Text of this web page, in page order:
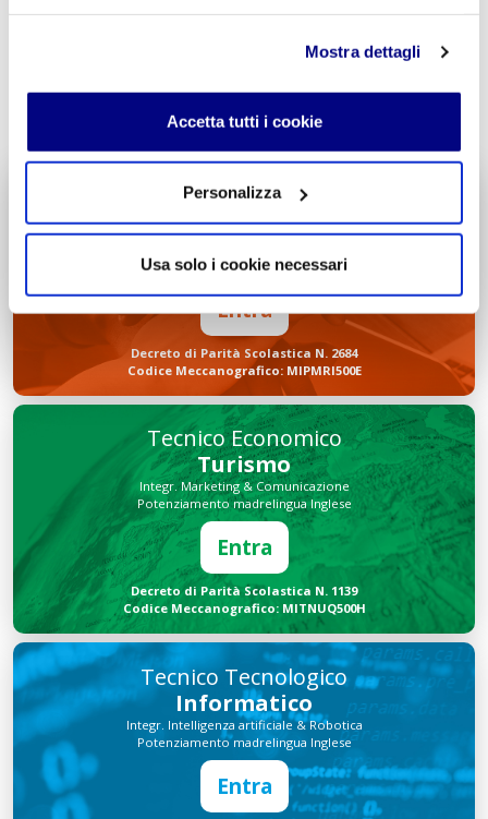
Mostra dettagli
Accetta tutti i cookie
Personalizza
Usa solo i cookie necessari
INVIA COMMENTO
Liceo delle Scienze Umane
Economico Sociale
Potenziamento madrelingua Inglese
Entra
Decreto di Parità Scolastica N. 2684
Codice Meccanografico: MIPMRI500E
Tecnico Economico
Turismo
Integr. Marketing & Comunicazione
Potenziamento madrelingua Inglese
Entra
Decreto di Parità Scolastica N. 1139
Codice Meccanografico: MITNUQ500H
Tecnico Tecnologico
Informatico
Integr. Intelligenza artificiale & Robotica
Potenziamento madrelingua Inglese
Entra